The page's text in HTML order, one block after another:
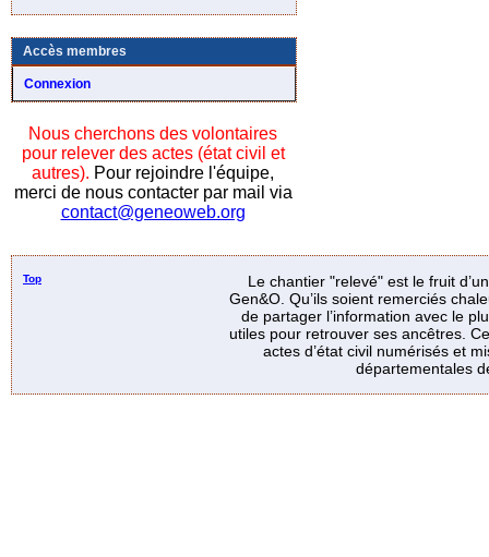
Accès membres
Connexion
Nous cherchons des volontaires
pour relever des actes (état civil et
autres). Pour rejoindre l'équipe,
merci de nous contacter par mail via
contact@geneoweb.org
Top
Le chantier "relevé" est le fruit
Gen&O. Qu’ils soient remerciés
de partager l’information avec le
utiles pour retrouver ses ancêtres.
actes d’état civil numérisés et
départementales